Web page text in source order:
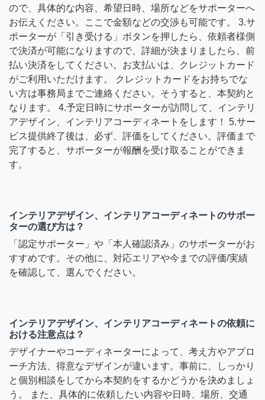
ので、具体的な内容、希望日時、場所などをサポーターへ
お伝えください。ここで金額などの交渉も可能です。 3.サ
ポーターが「引き受ける」ボタンを押したら、依頼者様側
で決済が可能になりますので、詳細が決まりましたら、前
払い決済をしてください。お支払いは、クレジットカード
がご利用いただけます。 クレジットカードをお持ちでな
い方は事務局までご連絡ください。そうすると、本契約と
なります。 4.予定日時にサポーターが訪問して、インテリ
アデザイン、インテリアコーディネートをします！ 5.サー
ビス提供終了後は、必ず、評価をしてください。評価まで
完了すると、サポーターが報酬を受け取ることができま
す。
インテリアデザイン、インテリアコーディネートのサポー
ターの選び方は？
「認定サポーター」や「本人確認済み」のサポーターがお
すすめです。その他に、対応エリアや今までの評価/実績
を確認して、選んでください。
インテリアデザイン、インテリアコーディネートの依頼に
おける注意点は？
デザイナーやコーディネーターによって、考え方やアプロ
ーチ方法、得意なデザインが違います。事前に、しっかり
と個別相談をしてから本契約をするかどうかを決めましょ
う。 また、具体的に依頼したい内容や日時、場所、交通